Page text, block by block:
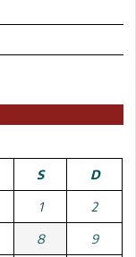
S D
1 2
8 9